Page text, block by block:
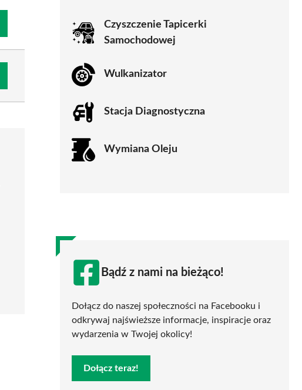
Czyszczenie Tapicerki
Samochodowej
Wulkanizator
Stacja Diagnostyczna
Wymiana Oleju
Bądź z nami na bieżąco!
Dołącz do naszej społeczności na Facebooku i
odkrywaj najświeższe informacje, inspiracje oraz
wydarzenia w Twojej okolicy!
Dołącz teraz!